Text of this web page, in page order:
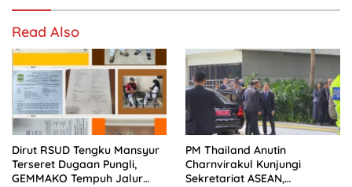
Read Also
Dirut RSUD Tengku Mansyur
Terseret Dugaan Pungli,
GEMMAKO Tempuh Jalur
PM Thailand Anutin
Charnvirakul Kunjungi
Sekretariat ASEAN,